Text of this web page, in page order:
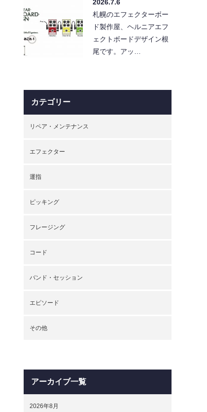
2026.7.6
札幌のエフェクターボー
ド製作屋、ヘルニアエフ
ェクトボードデザイン根
尾です。アッ…
カテゴリー
リペア・メンテナンス
エフェクター
運指
ピッキング
フレージング
コード
バンド・セッション
エピソード
その他
アーカイブ一覧
2026年8月